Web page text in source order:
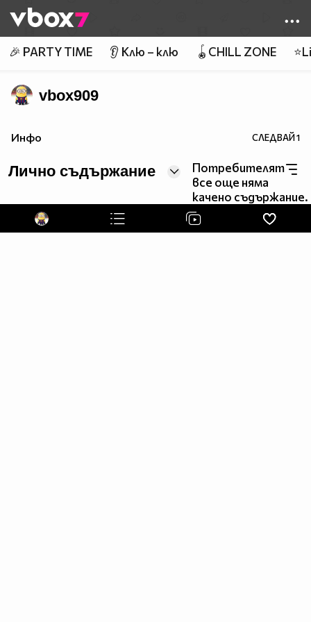
👾
🎉 PARTY TIME 👂 Клю – клю 🪀CHILL ZONE
vbox909
Инфо СЛЕДВАЙ1
Лично съдържание
Потребителят
все още няма
качено съдържание.